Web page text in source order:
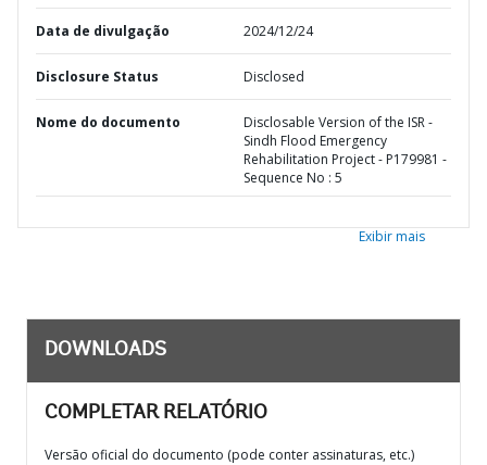
Data de divulgação 2024/12/24
Disclosure Status Disclosed
Nome do documento
Disclosable Version of the ISR -
Sindh Flood Emergency
Rehabilitation Project - P179981 -
Sequence No : 5
Exibir mais
DOWNLOADS
COMPLETAR RELATÓRIO
Versão oficial do documento (pode conter assinaturas, etc.)